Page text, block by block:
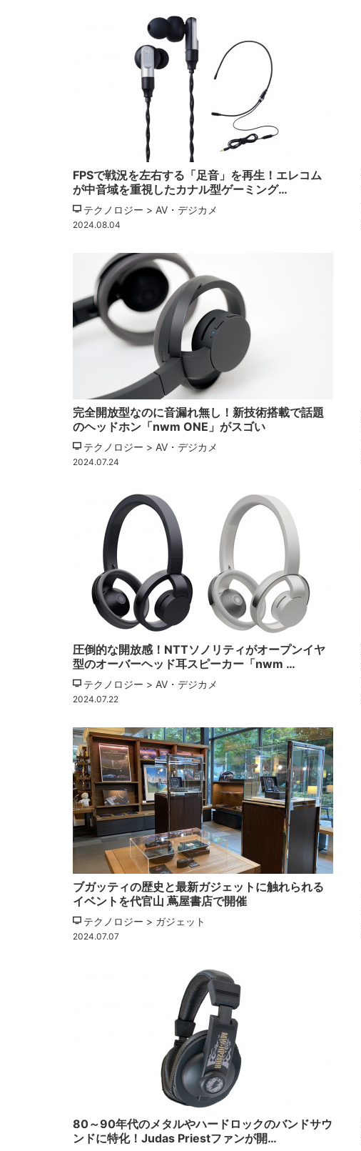
FPSで戦況を左右する「足音」を再生！エレコム
が中音域を重視したカナル型ゲーミング…
テクノロジー > AV・デジカメ
2024.08.04
完全開放型なのに音漏れ無し！新技術搭載で話題
のヘッドホン「nwm ONE」がスゴい
テクノロジー > AV・デジカメ
2024.07.24
圧倒的な開放感！NTTソノリティがオープンイヤ
型のオーバーヘッド耳スピーカー「nwm …
テクノロジー > AV・デジカメ
2024.07.22
ブガッティの歴史と最新ガジェットに触れられる
イベントを代官山 蔦屋書店で開催
テクノロジー > ガジェット
2024.07.07
80～90年代のメタルやハードロックのバンドサウ
ンドに特化！Judas Priestファンが開…